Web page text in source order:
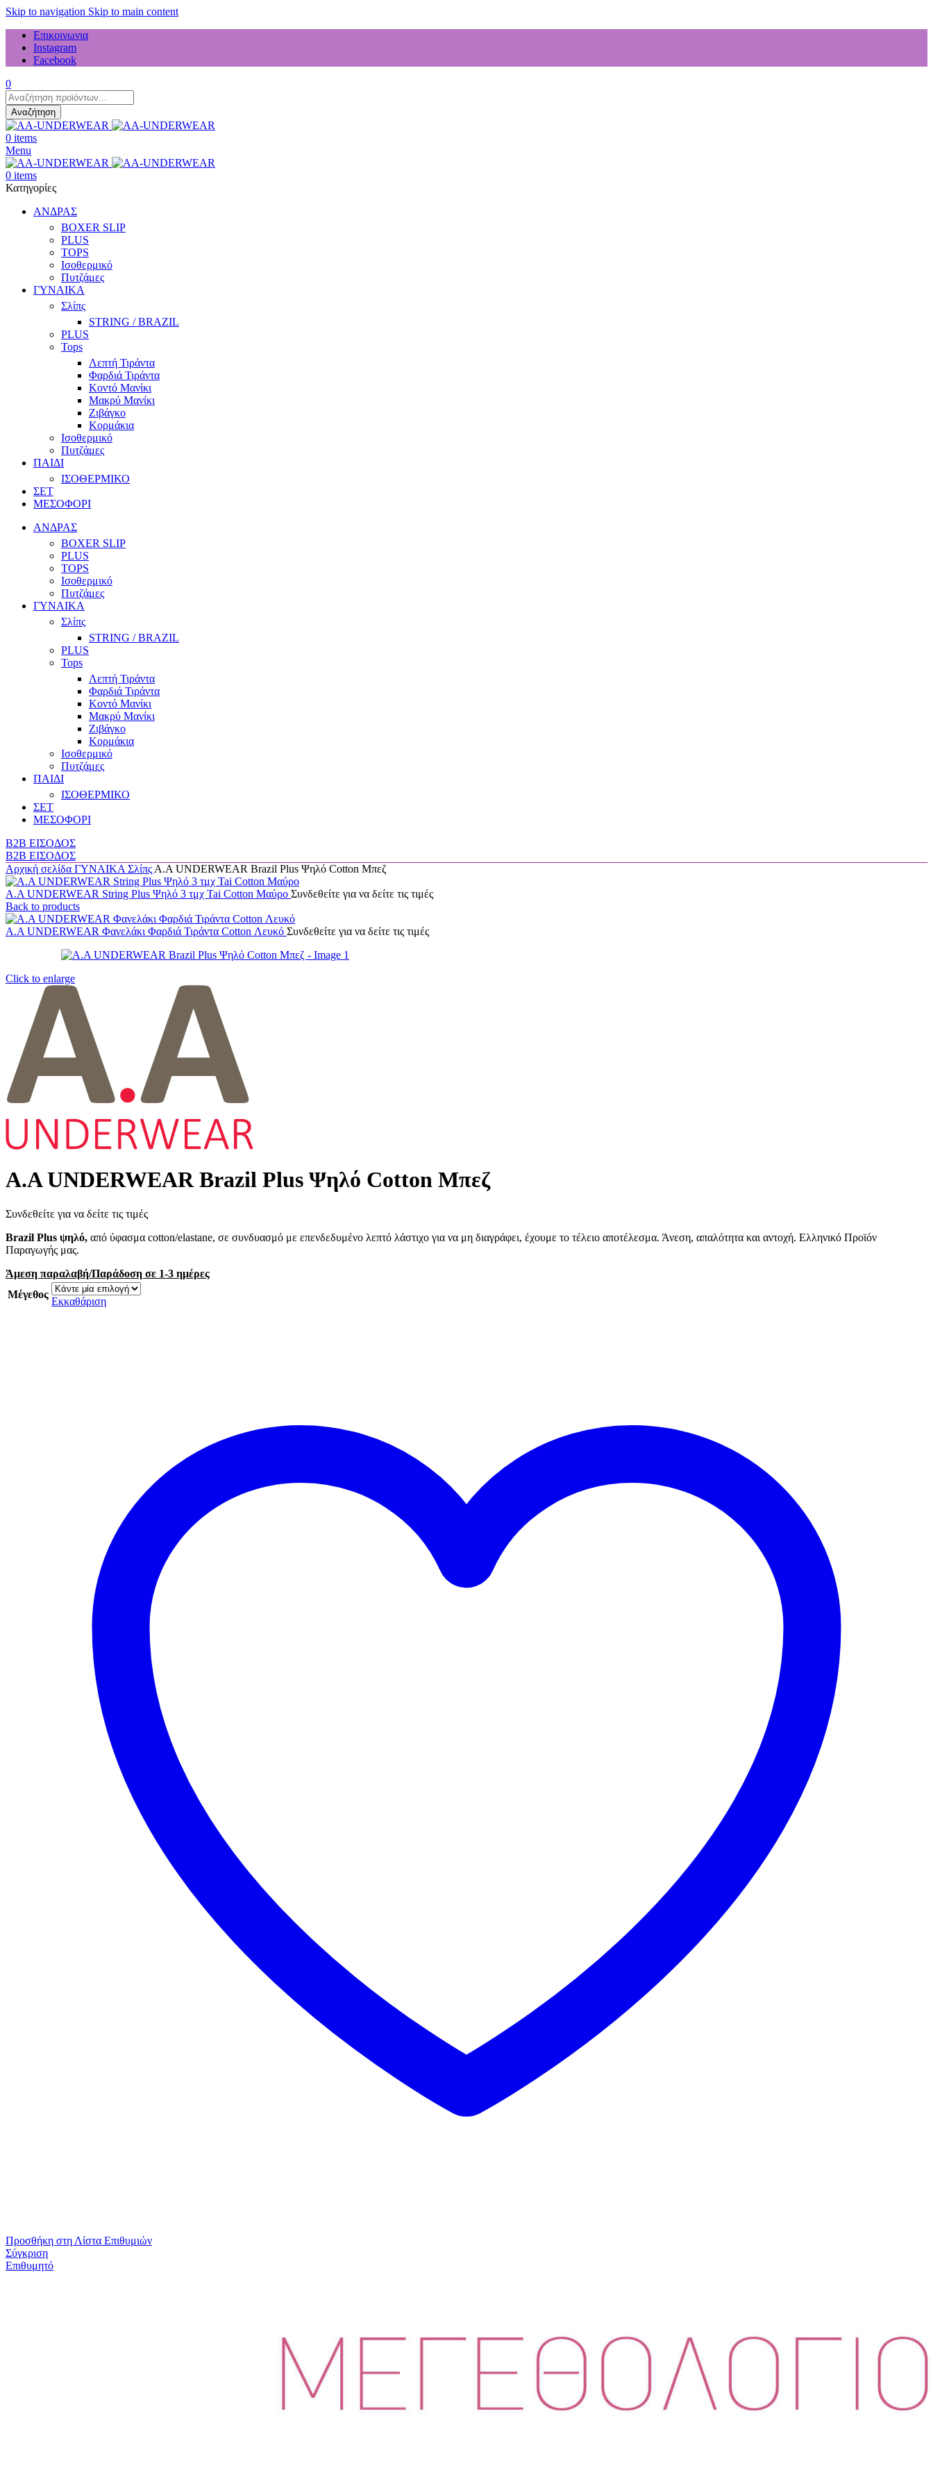
Skip to navigation Skip to main content
Επικοινωνια
Instagram
Facebook
0
Products
search
Αναζήτηση
0 items
Menu
0 items
Κατηγορίες
ΑΝΔΡΑΣ
BOXER SLIP
PLUS
TOPS
Ισοθερμικό
Πυτζάμες
ΓΥΝΑΙΚΑ
Σλίπς
STRING / BRAZIL
PLUS
Tops
Λεπτή Τιράντα
Φαρδιά Τιράντα
Κοντό Μανίκι
Μακρύ Μανίκι
Ζιβάγκο
Κορμάκια
Ισοθερμικό
Πυτζάμες
ΠΑΙΔΙ
ΙΣΟΘΕΡΜΙΚΟ
ΣΕΤ
ΜΕΣΟΦΟΡΙ
ΑΝΔΡΑΣ
BOXER SLIP
PLUS
TOPS
Ισοθερμικό
Πυτζάμες
ΓΥΝΑΙΚΑ
Σλίπς
STRING / BRAZIL
PLUS
Tops
Λεπτή Τιράντα
Φαρδιά Τιράντα
Κοντό Μανίκι
Μακρύ Μανίκι
Ζιβάγκο
Κορμάκια
Ισοθερμικό
Πυτζάμες
ΠΑΙΔΙ
ΙΣΟΘΕΡΜΙΚΟ
ΣΕΤ
ΜΕΣΟΦΟΡΙ
B2B ΕΙΣΟΔΟΣ
B2B ΕΙΣΟΔΟΣ
Αρχική σελίδα ΓΥΝΑΙΚΑ Σλίπς Α.A UNDERWEAR Brazil Plus Ψηλό Cotton Μπεζ
Α.A UNDERWEAR String Plus Ψηλό 3 τμχ Tai Cotton Μαύρο Συνδεθείτε για να δείτε τις τιμές
Back to products
A.A UNDERWEAR Φανελάκι Φαρδιά Τιράντα Cotton Λευκό Συνδεθείτε για να δείτε τις τιμές
Click to enlarge
Α.A UNDERWEAR Brazil Plus Ψηλό Cotton Μπεζ
Συνδεθείτε για να δείτε τις τιμές
Brazil Plus ψηλό, από ύφασμα cotton/elastane, σε συνδυασμό με επενδεδυμένο λεπτό λάστιχο για να μη διαγράφει, έχουμε το τέλειο αποτέλεσμα. Άνεση, απαλότητα και αντοχή. Ελληνικό Προϊόν
Παραγωγής μας.
Άμεση παραλαβή/Παράδοση σε 1-3 ημέρες
Μέγεθος
Εκκαθάριση
Προσθήκη στη Λίστα Επιθυμιών
Σύγκριση
Επιθυμητό